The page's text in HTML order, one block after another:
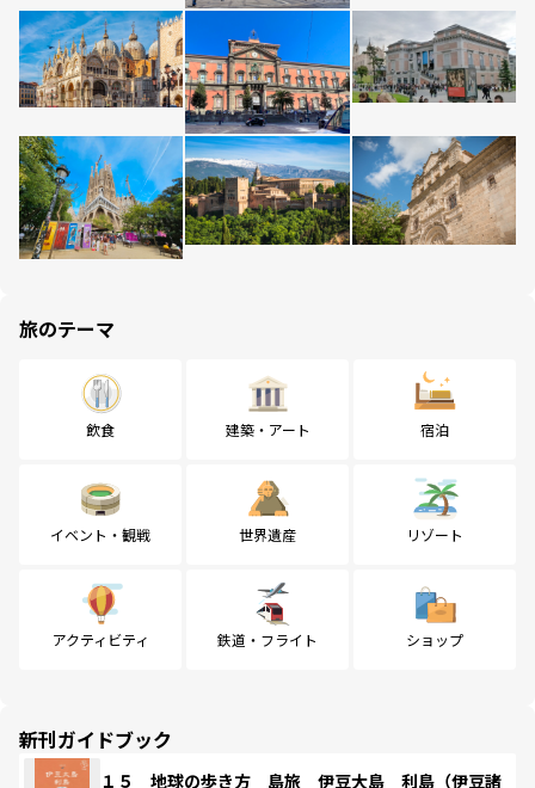
旅のテーマ
飲食 建築・アート 宿泊
イベント・観戦 世界遺産 リゾート
アクティビティ 鉄道・フライト ショップ
新刊ガイドブック
１５ 地球の歩き方 島旅 伊豆大島 利島（伊豆諸